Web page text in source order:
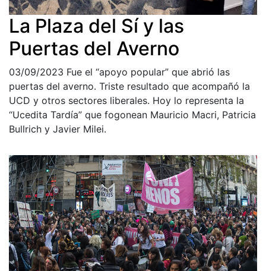
La Plaza del Sí y las
Puertas del Averno
03/09/2023 Fue el “apoyo popular” que abrió las
puertas del averno. Triste resultado que acompañó la
UCD y otros sectores liberales. Hoy lo representa la
“Ucedita Tardía” que fogonean Mauricio Macri, Patricia
Bullrich y Javier Milei.